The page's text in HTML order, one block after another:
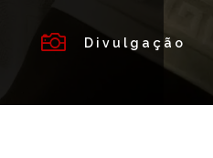
 Divulgação